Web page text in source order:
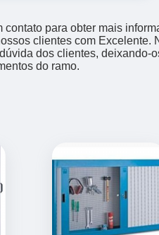
contato para obter mais
clientes com Excelente.
dos clientes, deixando-
do ramo.